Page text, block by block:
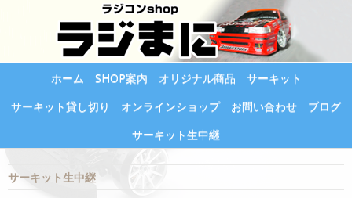
ホーム SHOP案内 オリジナル商品
サーキット
サーキット貸し切り
オンラインショップ お問い合わせ
ブログ
サーキット生中継
サーキット生中継